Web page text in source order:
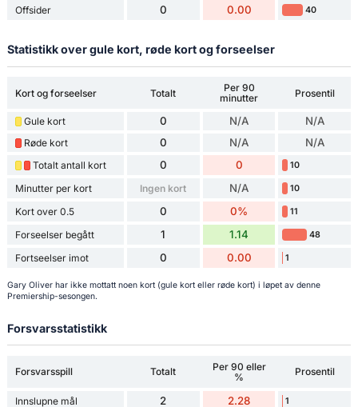
Offsider 0 0.00 40
Statistikk over gule kort, røde kort og forseelser
Kort og forseelser Totalt
Per 90
minutter
Prosentil
Gule kort 0 N/A N/A
Røde kort 0 N/A N/A
Totalt antall kort 0 0 10
Minutter per kort Ingen kort N/A 10
Kort over 0.5 0 0% 11
Forseelser begått 1 1.14 48
Fortseelser imot 0 0.00 1
Gary Oliver har ikke mottatt noen kort (gule kort eller røde kort) i løpet av denne
Premiership-sesongen.
Forsvarsstatistikk
Forsvarsspill Totalt
Per 90 eller
%
Prosentil
Innslupne mål 2 2.28 1